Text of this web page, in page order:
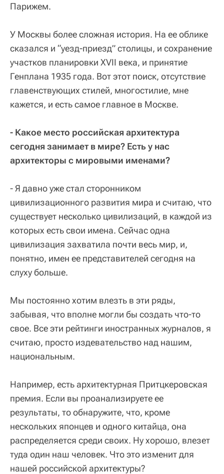
Парижем.
У Москвы более сложная история. На ее облике
сказался и “уезд-приезд” столицы, и сохранение
участков планировки XVII века, и принятие
Генплана 1935 года. Вот этот поиск, отсутствие
главенствующих стилей, многостилие, мне
кажется, и есть самое главное в Москве.
- Какое место российская архитектура
сегодня занимает в мире? Есть у нас
архитекторы с мировыми именами?
- Я давно уже стал сторонником
цивилизационного развития мира и считаю, что
существует несколько цивилизаций, в каждой из
которых есть свои имена. Сейчас одна
цивилизация захватила почти весь мир, и,
понятно, имен ее представителей сегодня на
слуху больше.
Мы постоянно хотим влезть в эти ряды,
забывая, что вполне могли бы создать что-то
свое. Все эти рейтинги иностранных журналов, я
считаю, просто издевательство над нашим,
национальным.
Например, есть архитектурная Притцкеровская
премия. Если вы проанализируете ее
результаты, то обнаружите, что, кроме
нескольких японцев и одного китайца, она
распределяется среди своих. Ну хорошо, влезет
туда один наш человек. Что это изменит для
нашей российской архитектуры?